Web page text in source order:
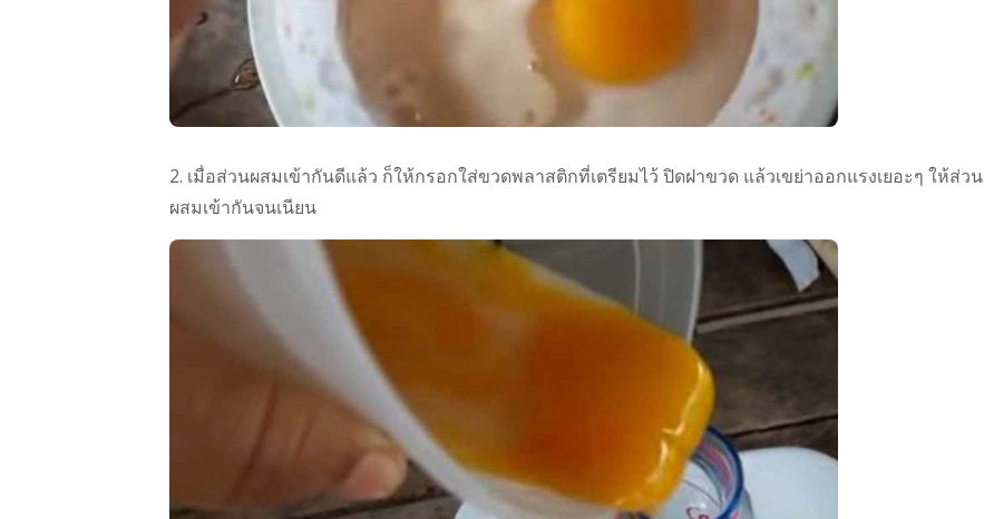
2. เมื่อส่วนผสมเข้ากันดีแล้ว ก็ให้กรอกใส่ขวดพลาสติกที่เตรียมไว้ ปิดฝาขวด แล้วเขย่าออกแรงเยอะๆ ให้ส่วน
ผสมเข้ากันจนเนียน